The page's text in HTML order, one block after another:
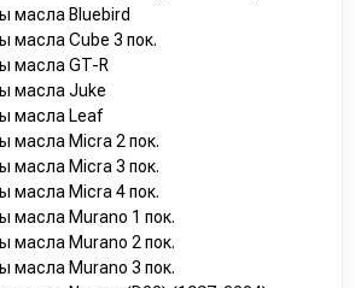
масла Bluebird
масла Cube 3 пок.
масла GT-R
масла Juke
масла Leaf
масла Micra 2 пок.
масла Micra 3 пок.
масла Micra 4 пок.
масла Murano 1 пок.
масла Murano 2 пок.
масла Murano 3 пок.